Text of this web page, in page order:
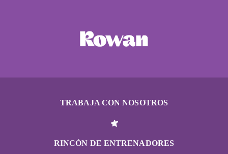
TRABAJA CON NOSOTROS
RINCÓN DE ENTRENADORES